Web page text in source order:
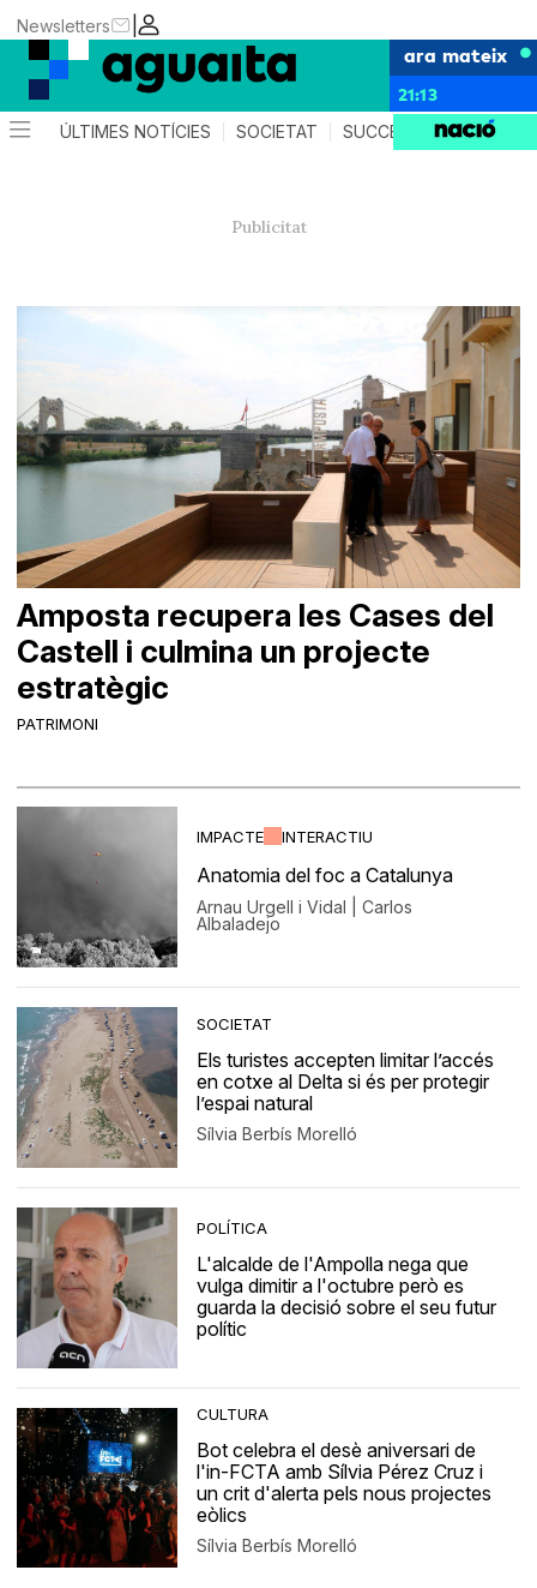
|
Newsletters
ara mateix
21:13
ÚLTIMES NOTÍCIES SOCIETAT SUCCESSOS AGENDA
PATRIMONI
Amposta recupera les Cases del
Castell i culmina un projecte
estratègic
IMPACTE INTERACTIU
Anatomia del foc a Catalunya
Arnau Urgell i Vidal | Carlos
Albaladejo
SOCIETAT
Els turistes accepten limitar l’accés
en cotxe al Delta si és per protegir
l’espai natural
Sílvia Berbís Morelló
POLÍTICA
L'alcalde de l'Ampolla nega que
vulga dimitir a l'octubre però es
guarda la decisió sobre el seu futur
polític
CULTURA
Bot celebra el desè aniversari de
l'in-FCTA amb Sílvia Pérez Cruz i
un crit d'alerta pels nous projectes
eòlics
Sílvia Berbís Morelló